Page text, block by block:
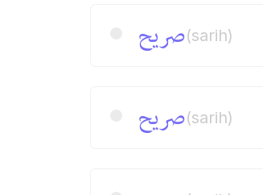
صریح(sarih)
صریح(sarih)